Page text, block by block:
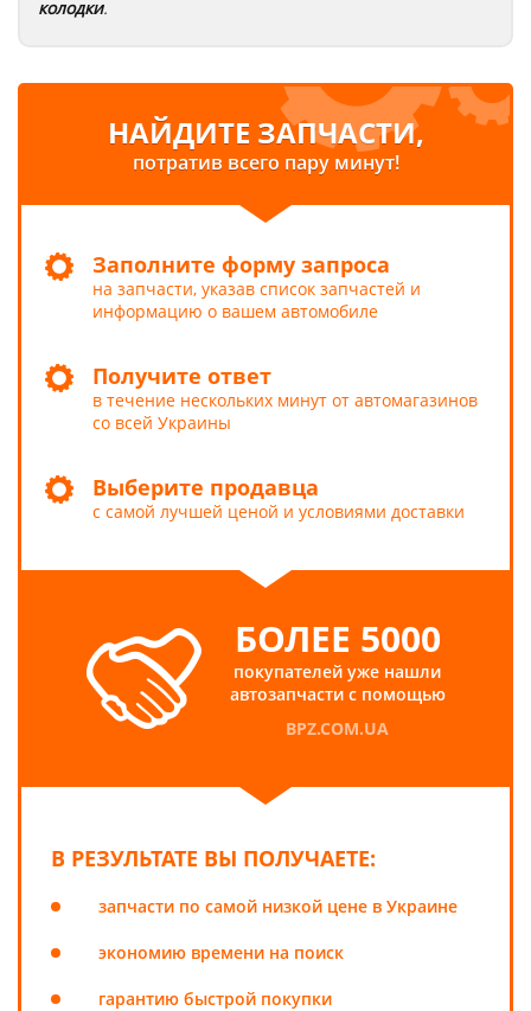
колодки.
НАЙДИТЕ ЗАПЧАСТИ,
потратив всего пару минут!
Заполните форму запроса
на запчасти, указав список запчастей и
информацию о вашем автомобиле
Получите ответ
в течение нескольких минут от автомагазинов
со всей Украины
Выберите продавца
с самой лучшей ценой и условиями доставки
БОЛЕЕ 5000
покупателей уже нашли
автозапчасти с помощью
BPZ.COM.UA
В РЕЗУЛЬТАТЕ ВЫ ПОЛУЧАЕТЕ:
запчасти по самой низкой цене в Украине
экономию времени на поиск
гарантию быстрой покупки